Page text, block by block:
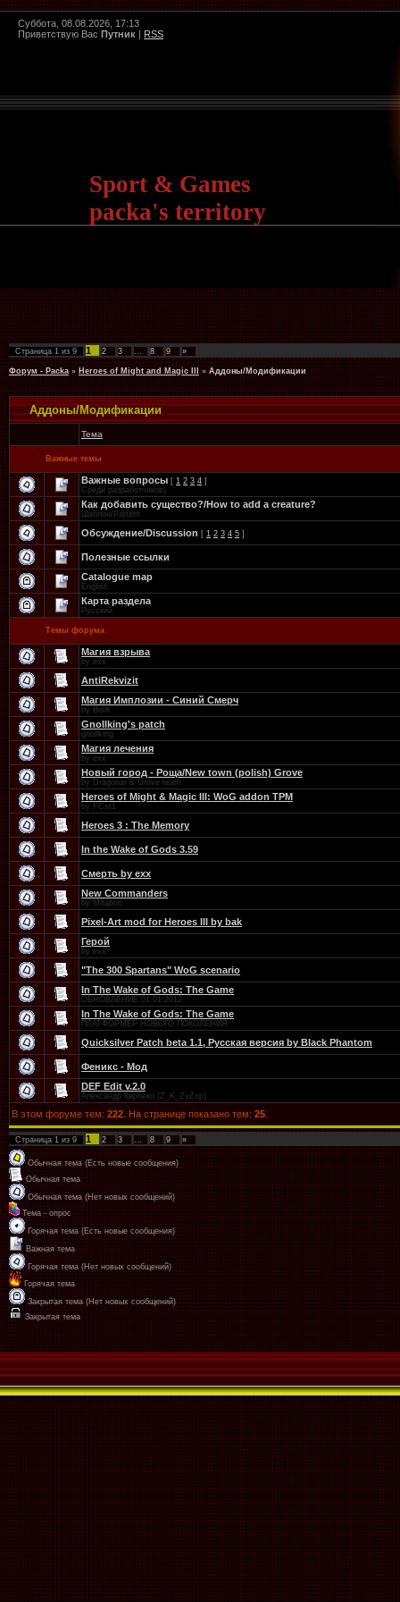
Суббота, 08.08.2026, 17:13
Приветствую Вас Путник | RSS
Sport & Games
packa's territory
Страница 1 из 9 1 2 3 … 8 9 »
Форум - Packa » Heroes of Might and Magic III » Аддоны/Модификации
Аддоны/Модификации
Тема
Важные темы
Важные вопросы [ 1 2 3 4 ]
Среди разработчиков)
Как добавить существо?/How to add a creature?
Шаблон/Pattern
Обсуждение/Discussion [ 1 2 3 4 5 ]
Полезные ссылки
Catalogue map
English
Карта раздела
Русский
Темы форума
Магия взрыва
by exx
AntiRekvizit
Магия Имплозии - Синий Смерч
by Bisik
Gnollking's patch
gnollking
Магия лечения
by exx
Новый город - Роща/New town (polish) Grove
by Dragonar & Grove team
Heroes of Might & Magic III: WoG addon TPM
by FCst1
Heroes 3 : The Memory
In the Wake of Gods 3.59
Смерть by exx
New Commanders
by Mitabrin
Pixel-Art mod for Heroes III by bak
Герой
by exx
"The 300 Spartans" WoG scenario
In The Wake of Gods: The Game
ОБНОВЛЕНИЕ 01.01.2012
In The Wake of Gods: The Game
ПЛАТФОРМЕР НОВОГО ПОКОЛЕНИЯ
Quicksilver Patch beta 1.1, Русская версия by Black Phantom
Феникс - Мод
DEF Edit v.2.0
Александр Карпеко (Z_K_ZyZop)
В этом форуме тем: 222 . На странице показано тем: 25
Страница 1 из 9 1 2 3 … 8 9 »
Обычная тема (Есть новые сообщения)
Обычная тема
Обычная тема (Нет новых сообщений)
Тема - опрос
Горячая тема (Есть новые сообщения)
Важная тема
Горячая тема (Нет новых сообщений)
Горячая тема
Закрытая тема (Нет новых сообщений)
Закрытая тема